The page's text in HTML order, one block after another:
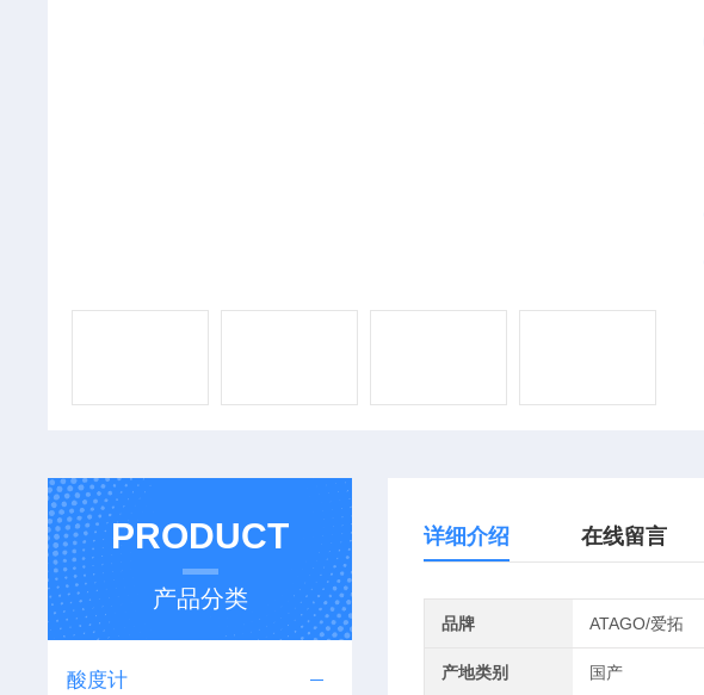
PRODUCT
产品分类
酸度计
详细介绍 在线留言
品牌 ATAGO/爱拓
产地类别 国产